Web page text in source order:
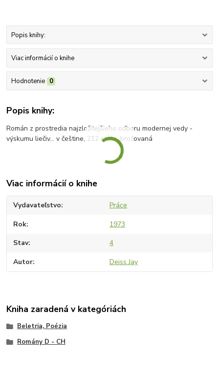
Popis knihy:
Viac informácií o knihe
Hodnotenie 0
Popis knihy:
Román z prostredia najzložitejšieho odboru modernej vedy -
výskumu liečiv... v češtine, 212 strán, brožovaná
Viac informácií o knihe
Vydavateľstvo Práce
Rok 1973
Stav 4
Autor Deiss Jay
Kniha zaradená v kategóriách
Beletria, Poézia
Romány D - CH